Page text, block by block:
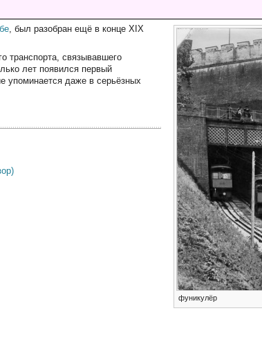
фуникулёр
, был разобран ещё в конце XIX
транспорта, связывавшего
лет появился первый
упоминается даже в серьёзных